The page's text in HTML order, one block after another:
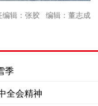
编辑：张胶 编辑：董志成
季
全会精神